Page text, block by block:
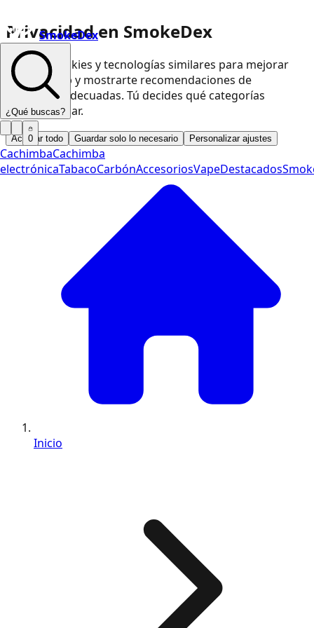
Privacidad en SmokeDex
Usamos cookies y tecnologías similares para mejorar
nuestra web y mostrarte recomendaciones de
productos adecuadas. Tú decides qué categorías
podemos usar.
Aceptar todo Guardar solo lo necesario Personalizar ajustes
SmokeDex
¿Qué buscas?
0
CachimbaCachimba
electrónicaTabacoCarbónAccesoriosVapeDestacados
Inicio